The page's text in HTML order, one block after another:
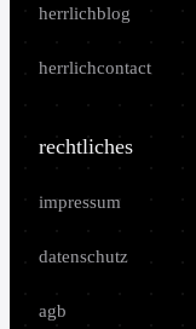
herrlichblog
herrlichcontact
rechtliches
impressum
datenschutz
agb